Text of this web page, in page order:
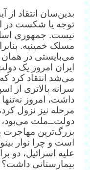
بدین‌سان انتقاد از
توجه یا شکست در
نیست. جمهوری
مسلک خمینیه.
می‌بایستی در
ایران امروز یک
سرانه بالاتری از
داشت، امروز
مرحله نیز نزول
دولت‌ــ‌ملت
بزرگ‌ترین مهاجرت
است و چرا نوار
علیه اسرائیل، دو
بیمارستانی داشت؟